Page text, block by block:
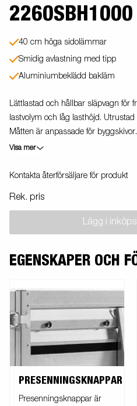
2260SBH1000
40 cm höga sidolämmar
Smidig avlastning med tipp
Aluminiumbeklädd bakläm
Lättlastad och hållbar släpvagn för
lastvolym och låg lasthöjd.
Måtten är anpassade för
breda tillbehörssortiment. Vagnen
Visa mer
Kontakta återförsäljare för produkt
Rek. pris
Lägg i
EGENSKAPER OCH
PRESENNINGSKNAPPAR
Presenningsknappar är